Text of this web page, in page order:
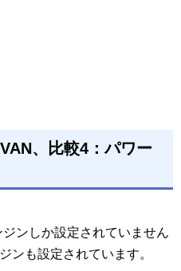
、比較4：パワー
ンしか設定されていません
ンも設定されています。